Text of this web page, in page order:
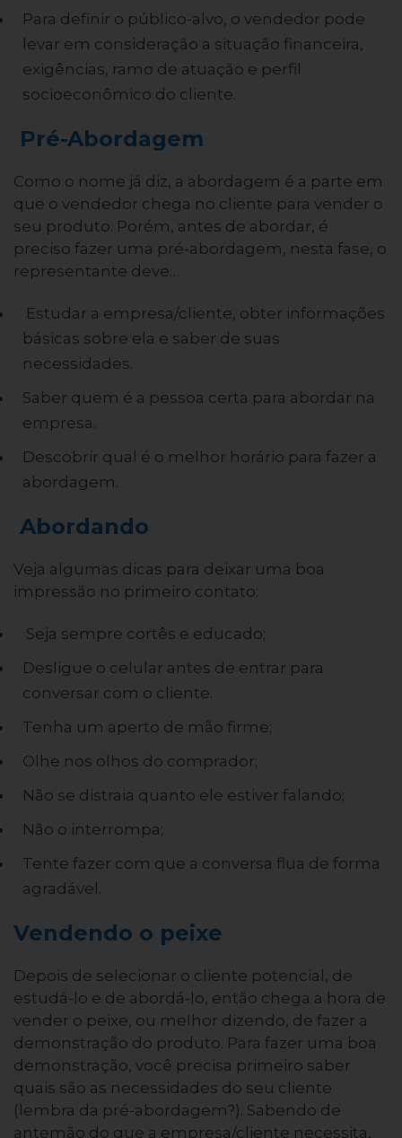
Para definir o público-alvo, o vendedor pode
levar em consideração a situação financeira,
exigências, ramo de atuação e perfil
socioeconômico do cliente.
Pré-Abordagem
Como o nome já diz, a abordagem é a parte em
que o vendedor chega no cliente para vender o
seu produto. Porém, antes de abordar, é
preciso fazer uma pré-abordagem, nesta fase, o
representante deve…
Estudar a empresa/cliente, obter informações
básicas sobre ela e saber de suas
necessidades.
Saber quem é a pessoa certa para abordar na
empresa.
Descobrir qual é o melhor horário para fazer a
abordagem.
Abordando
Veja algumas dicas para deixar uma boa
impressão no primeiro contato:
Seja sempre cortês e educado;
Desligue o celular antes de entrar para
conversar com o cliente.
Tenha um aperto de mão firme;
Olhe nos olhos do comprador;
Não se distraia quanto ele estiver falando;
Não o interrompa;
Tente fazer com que a conversa flua de forma
agradável.
Vendendo o peixe
Depois de selecionar o cliente potencial, de
estudá-lo e de abordá-lo, então chega a hora de
vender o peixe, ou melhor dizendo, de fazer a
demonstração do produto. Para fazer uma boa
demonstração, você precisa primeiro saber
quais são as necessidades do seu cliente
(lembra da pré-abordagem?). Sabendo de
antemão do que a empresa/cliente necessita,